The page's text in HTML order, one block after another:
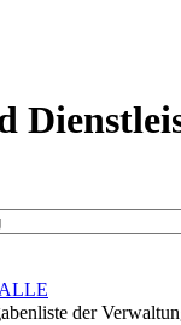
ALLE
der